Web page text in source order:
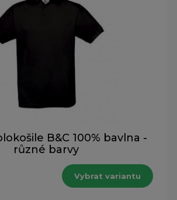
B&C 100% bavlna -
různé barvy
Vybrat variantu